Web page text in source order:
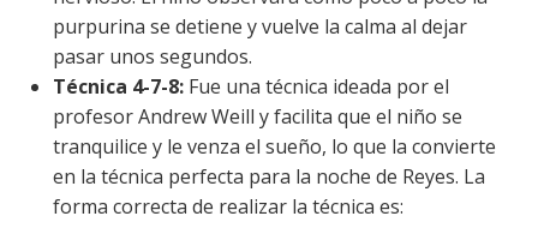
purpurina se detiene y vuelve la calma al dejar
pasar unos segundos.
Técnica 4-7-8: Fue una técnica ideada por el
profesor Andrew Weill y facilita que el niño se
tranquilice y le venza el sueño, lo que la convierte
en la técnica perfecta para la noche de Reyes. La
forma correcta de realizar la técnica es: